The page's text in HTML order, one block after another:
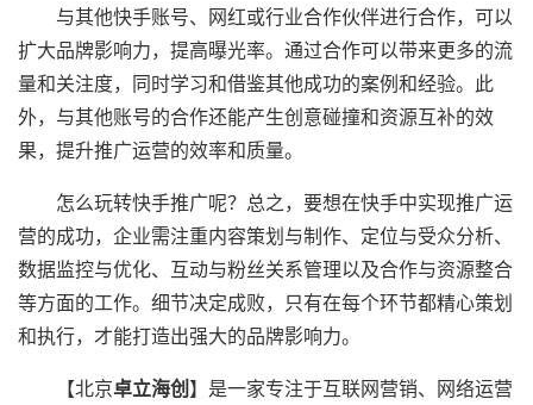
与其他快手账号、网红或行业合作伙伴进行合作，可以
扩大品牌影响力，提高曝光率。通过合作可以带来更多的流
量和关注度，同时学习和借鉴其他成功的案例和经验。此
外，与其他账号的合作还能产生创意碰撞和资源互补的效
果，提升推广运营的效率和质量。
怎么玩转快手推广呢？总之，要想在快手中实现推广运
营的成功，企业需注重内容策划与制作、定位与受众分析、
数据监控与优化、互动与粉丝关系管理以及合作与资源整合
等方面的工作。细节决定成败，只有在每个环节都精心策划
和执行，才能打造出强大的品牌影响力。
【北京卓立海创】是一家专注于互联网营销、网络运营